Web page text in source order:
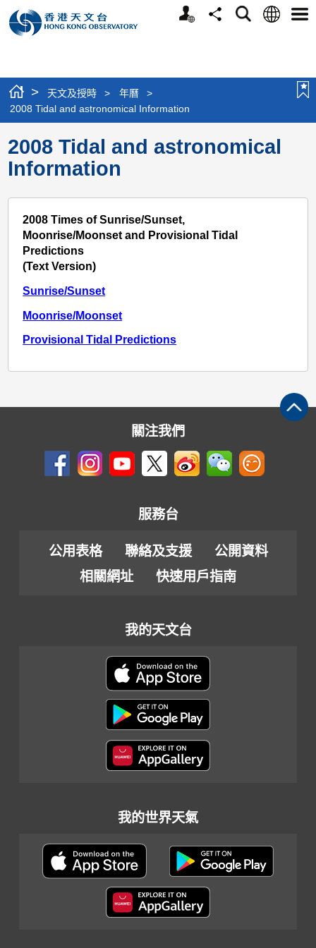
個
分
搜
語
選
> 天文及授時 > 年曆
>
2008 Tidal and astronomical Information
2008 Tidal and astronomical
Information
2008 Times of Sunrise/Sunset,
Moonrise/Moonset and Provisional Tidal
Predictions
(Text Version)
Sunrise/Sunset
Moonrise/Moonset
Provisional Tidal Predictions
關注我們
服務台
公用表格 聯絡及支援
公開資料
相關網址
快速用戶指南
我的天文台
我的世界天氣